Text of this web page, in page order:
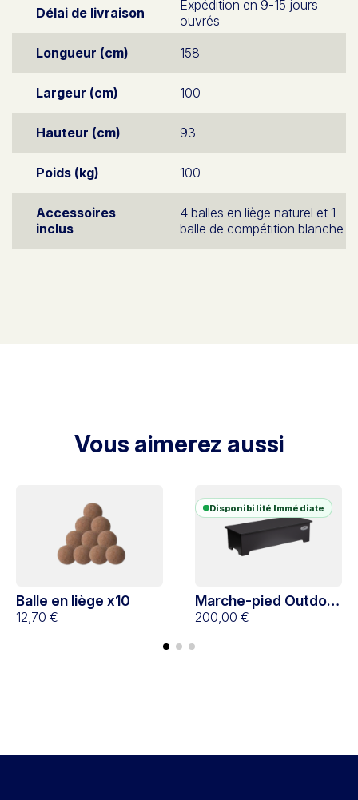
Délai de livraison
Expédition en 9-15 jours
ouvrés
Longueur (cm)
158
Largeur (cm) 100
Hauteur (cm) 93
Poids (kg) 100
Accessoires
inclus
4 balles en liège naturel et 1
balle de compétition blanche
Vous aimerez aussi
Balle en liège x10
12,70 €
Disponibilité Immédiate
Marche-pied Outdoor
Gris
200,00 €